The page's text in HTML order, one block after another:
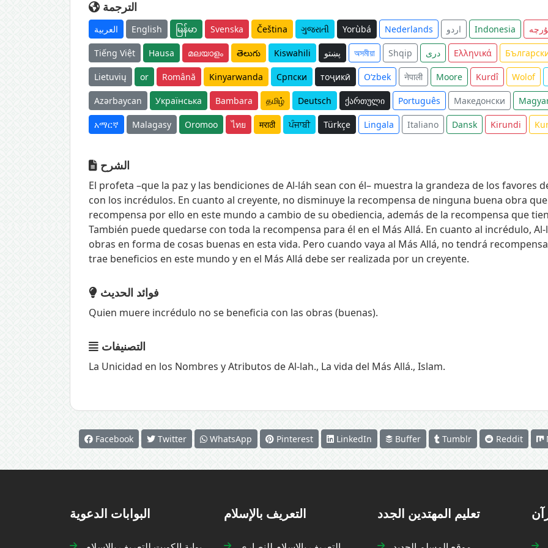
الترجمة
العربية English မြန်မာ Svenska Čeština ગુજરાતી Yorùbá Nederlands اردو Indonesia
Tiếng Việt Hausa മലയാളം తెలుగు Kiswahili پښتو অসমীয়া Shqip دری Ελληνικά
Lietuvių or Română Kinyarwanda Српски тоҷикӣ O‘zbek नेपाली Moore Kurdî Wolof
Azərbaycan Українська Bambara தமிழ் Deutsch ქართული Português Македонски
አማርኛ Malagasy Oromoo ไทย मराठी ਪੰਜਾਬੀ Türkçe Lingala Italiano Dansk Kirundi
الشرح
El profeta –que la paz y las bendiciones de Al-láh sean con él– muestra la grandeza de los favores
con los incrédulos. En cuanto al creyente, no disminuye la recompensa de ninguna buena obra
recompensa por ello en este mundo a cambio de su obediencia, además de la recompensa que
También puede quedarse con toda la recompensa para él en el Más Allá. En cuanto al incrédulo,
obras en forma de cosas buenas en esta vida. Pero cuando vaya al Más Allá, no tendrá
trae beneficios en este mundo y en el Más Allá debe ser realizada por un creyente.
فوائد الحديث
Quien muere incrédulo no se beneficia con las obras (buenas).
التصنيفات
La Unicidad en los Nombres y Atributos de Al-lah., La vida del Más Allá., Islam.
Facebook Twitter WhatsApp Pinterest LinkedIn Buffer Tumblr Reddit
البوابات الدعوية التعريف بالإسلام تعليم المهتدين الجدد